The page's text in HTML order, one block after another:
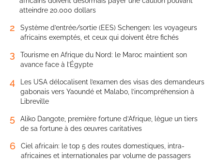
atteindre 20.000 dollars
2
Système d’entrée/sortie (EES) Schengen: les voyageurs
africains exemptés, et ceux qui doivent être fichés
3
Tourisme en Afrique du Nord: le Maroc maintient son
avance face à l’Égypte
4
Les USA délocalisent l’examen des visas des demandeurs
gabonais vers Yaoundé et Malabo, l’incompréhension à
Libreville
5
Aliko Dangote, première fortune d’Afrique, lègue un tiers
de sa fortune à des œuvres caritatives
6
Ciel africain: le top 5 des routes domestiques, intra-
africaines et internationales par volume de passagers